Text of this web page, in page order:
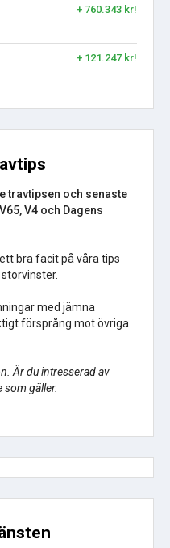
+ 760.343 kr!
+ 121.247 kr!
travtipsen och senaste
V4 och Dagens
bra facit på våra tips
med jämna
försprång mot övriga
Är du intresserad av
som gäller.